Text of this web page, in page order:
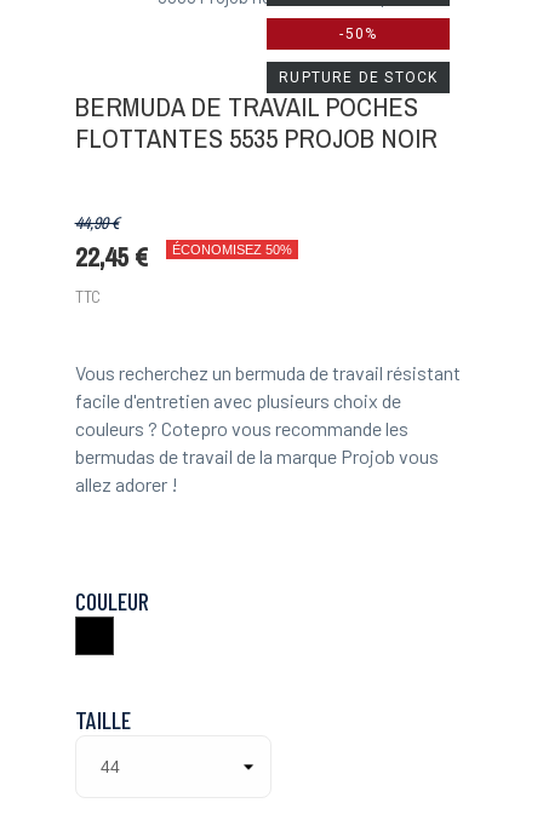
-50%
RUPTURE DE STOCK
BERMUDA DE TRAVAIL POCHES
FLOTTANTES 5535 PROJOB NOIR
44,90 €
22,45 € ÉCONOMISEZ 50%
TTC
Vous recherchez un bermuda de travail résistant
facile d'entretien avec plusieurs choix de
couleurs ? Cotepro vous recommande les
bermudas de travail de la marque Projob vous
allez adorer !
COULEUR
TAILLE